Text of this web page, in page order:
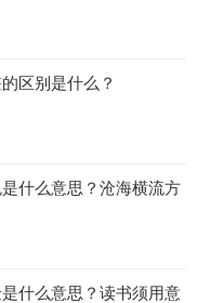
区别是什么？
什么意思？沧海横流方
什么意思？读书须用意